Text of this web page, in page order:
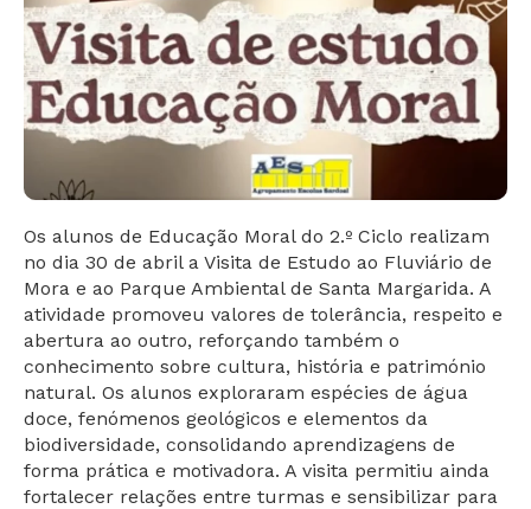
Os alunos de Educação Moral do 2.º Ciclo realizam
no dia 30 de abril a Visita de Estudo ao Fluviário de
Mora e ao Parque Ambiental de Santa Margarida. A
atividade promoveu valores de tolerância, respeito e
abertura ao outro, reforçando também o
conhecimento sobre cultura, história e património
natural. Os alunos exploraram espécies de água
doce, fenómenos geológicos e elementos da
biodiversidade, consolidando aprendizagens de
forma prática e motivadora. A visita permitiu ainda
fortalecer relações entre turmas e sensibilizar para